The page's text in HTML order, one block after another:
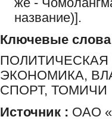
же -
название)].
Ключевые слова
ЭКОНОМИКА,
СПОРТ, ТОМИЧИ
Источник : ОАО